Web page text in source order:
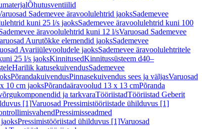
Õhutusventiilid
Sademevee äravoolulehtrid jaoksSademevee
kuni 25 l/s jaoksSademevee äravoolulehtrid kuni 100
äravoolulehtrid kuni 12 l/sVaruosad Sademevee
Aurutõkke elemendid jaoksSademevee
Avariiülevooludele jaoksSademevee äravoolulehtritele
25 l/s jaoksKinnitusedKinnitussüsteem d40–
Harilik katusekuivendusSademevee
PõrandakuivendusPinnasekuivendus sees ja väljasVaruosad
10 cm jaoksPõrandaäravoolud 13 x 13 cmPõranda
ja tarkvaraTööriistadTööriistad Geberit
[1]Varuosad Pressimistööriistade ühilduvus [1]
Pressimisseadmed
Pressimistööriistad ühilduvus [1]Varuosad